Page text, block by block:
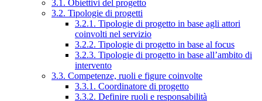
3.1. Obiettivi del progetto
3.2. Tipologie di progetti
3.2.1. Tipologie di progetto in base agli attori
coinvolti nel servizio
3.2.2. Tipologie di progetto in base al focus
3.2.3. Tipologie di progetto in base all’ambito di
intervento
3.3. Competenze, ruoli e figure coinvolte
3.3.1. Coordinatore di progetto
3.3.2. Definire ruoli e responsabilità